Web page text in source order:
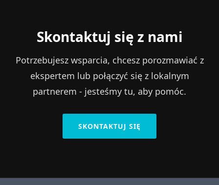
Skontaktuj się z nami
Potrzebujesz wsparcia, chcesz porozmawiać z
ekspertem lub połączyć się z lokalnym
partnerem - jesteśmy tu, aby pomóc.
SKONTAKTUJ SIĘ